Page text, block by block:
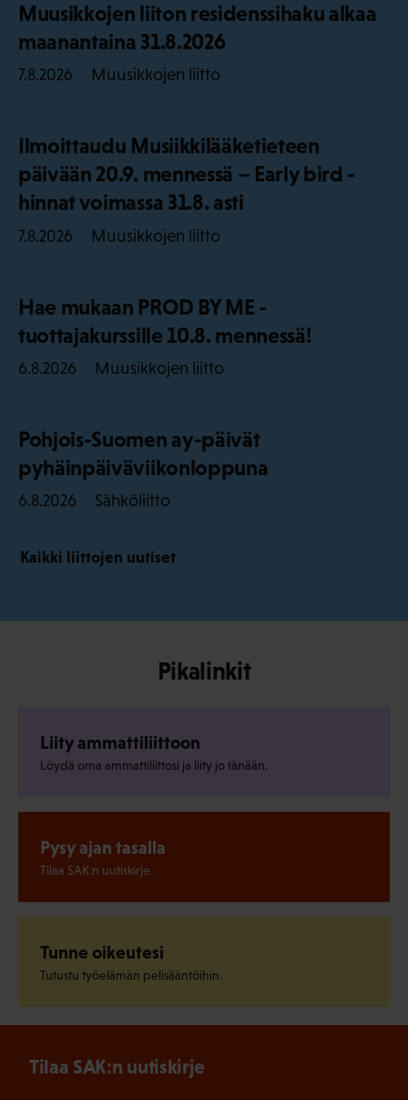
Muusikkojen liiton residenssihaku alkaa
maanantaina 31.8.2026
7.8.2026 Muusikkojen liitto
Ilmoittaudu Musiikkilääketieteen
päivään 20.9. mennessä – Early bird -
hinnat voimassa 31.8. asti
7.8.2026 Muusikkojen liitto
Hae mukaan PROD BY ME -
tuottajakurssille 10.8. mennessä!
6.8.2026 Muusikkojen liitto
Pohjois-Suomen ay-päivät
pyhäinpäiväviikonloppuna
6.8.2026 Sähköliitto
Kaikki liittojen uutiset
Pikalinkit
Liity ammattiliittoon
Löydä oma ammattiliittosi ja liity jo tänään.
Pysy ajan tasalla
Tilaa SAK:n uutiskirje.
Tunne oikeutesi
Tutustu työelämän pelisääntöihin.
Tilaa SAK:n uutiskirje